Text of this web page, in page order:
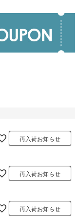
再入荷お知らせ
再入荷お知らせ
再入荷お知らせ